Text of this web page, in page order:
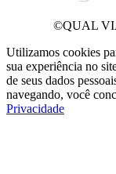
©QUAL
Utilizamos cookies
sua experiência no
de seus dados
navegando, você
Privacidade